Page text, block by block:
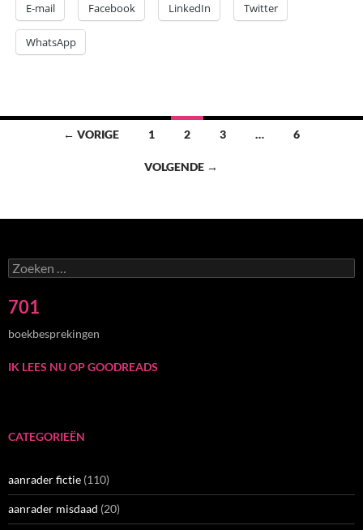
E-mail Facebook LinkedIn Twitter
WhatsApp
Berichten← VORIGE 1 2 3 … 6
VOLGENDE →
Zoeken
naar:
701
boekbesprekingen
IK LEES NU OP GOODREADS
CATEGORIEËN
aanrader fictie (110)
aanrader misdaad (20)